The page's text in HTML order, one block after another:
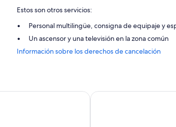
Estos son otros servicios:
Personal multilingüe, consigna de equipaje y
Un ascensor y una televisión en la zona común
Además, otros de los servicios de los que
Información sobre los derechos de cancelación
Hotel Playa de las